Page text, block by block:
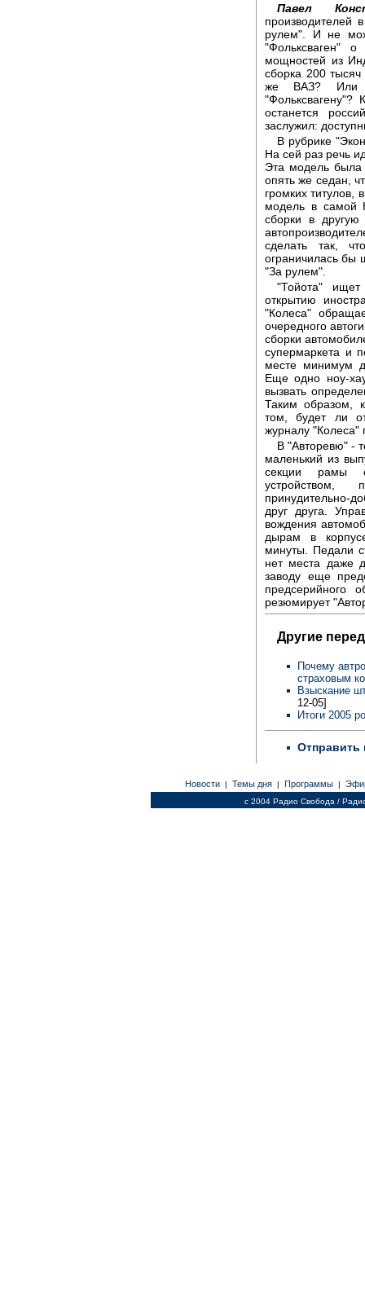
Павел
производителей
рулем". И не
"Фольксваген" о
мощностей из
сборка 200
же ВАЗ? Или
"Фольксвагену"?
останется
заслужил:
В рубрике
На сей раз речь
Эта модель была
опять же седан,
громких титулов,
модель в самой
сборки в
сделать так,
ограничилась бы
"За рулем".
"Тойота"
открытию
"Колеса"
очередного
сборки
супермаркета и
месте минимум
Еще одно ноу-
вызвать
Таким образом,
том, будет ли
журналу "Колеса"
В "Авторевю" -
маленький из
секции рамы
устройством,
принудительно-
друг друга.
вождения
дырам в
минуты. Педали
нет места даже
заводу еще
предсерийного
резюмирует
Другие
Почему
страховым
Взыскание
12-05]
Итоги 2005
Отправить
Новости | Темы дня | Программы |
c 2004 Радио Свобода /